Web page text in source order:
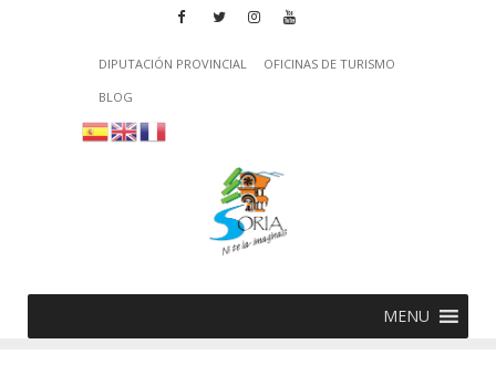
DIPUTACIÓN PROVINCIAL
OFICINAS DE TURISMO
BLOG
MENU